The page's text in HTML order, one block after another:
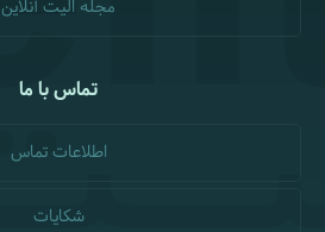
مجله الیت آنلاین
تماس با ما
اطلاعات تماس
شکایات